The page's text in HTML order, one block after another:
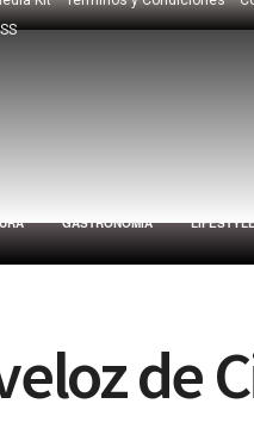
GASTRONOMÍA
de